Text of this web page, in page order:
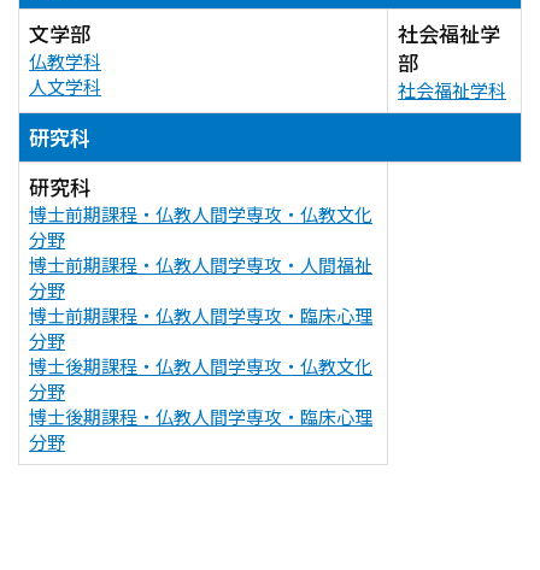
文学部
仏教学科
人文学科
社会福祉学
部
社会福祉学科
研究科
研究科
博士前期課程・仏教人間学専攻・仏教文化
分野
博士前期課程・仏教人間学専攻・人間福祉
分野
博士前期課程・仏教人間学専攻・臨床心理
分野
博士後期課程・仏教人間学専攻・仏教文化
分野
博士後期課程・仏教人間学専攻・臨床心理
分野